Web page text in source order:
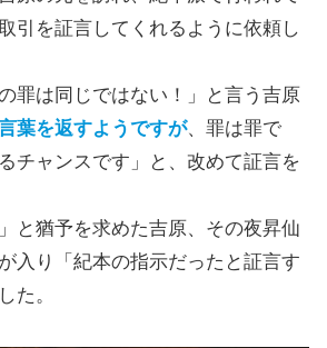
引を証言してくれるように依頼し
罪は同じではない！」と言う吉原
葉を返すようですが、罪は罪で
チャンスです」と、改めて証言を
と猶予を求めた吉原、その夜昇仙
入り「紀本の指示だったと証言す
た。